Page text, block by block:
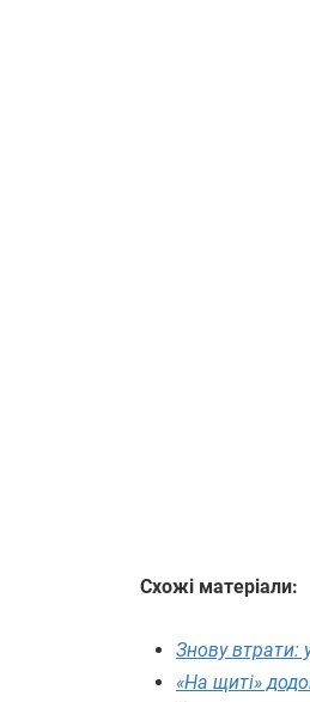
Схожі матеріали:
Знову втрати:
«На щиті»